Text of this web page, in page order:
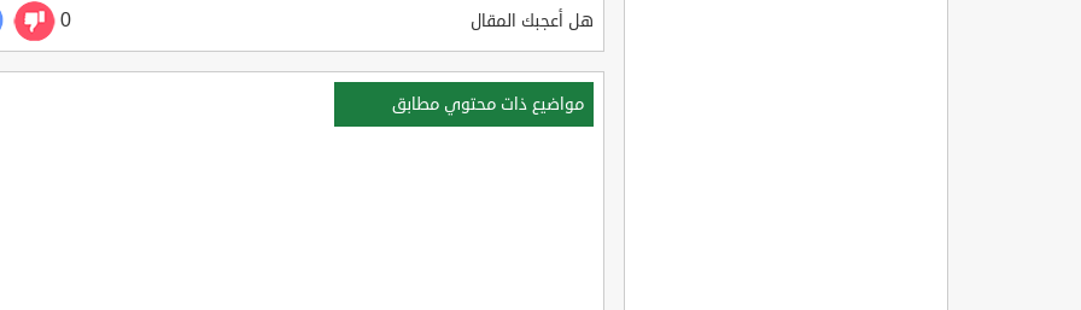
هل أعجبك المقال 0
مواضيع ذات محتوي مطابق